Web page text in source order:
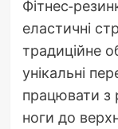
Фітнес-
еластичні
традиційне
унікальні
працювати з
ноги до